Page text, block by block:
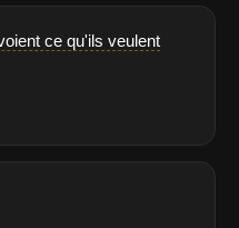
ce qu'ils veulent